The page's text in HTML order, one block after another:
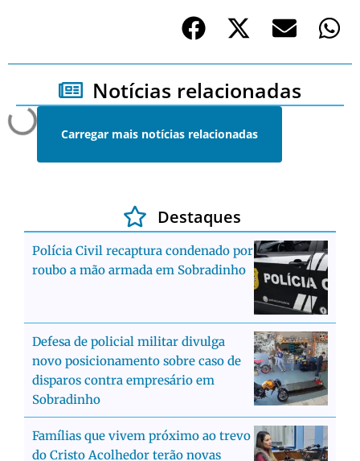
Notícias relacionadas
Carregar mais notícias relacionadas
Destaques
Polícia Civil recaptura condenado por
roubo a mão armada em Sobradinho
Defesa de policial militar divulga
novo posicionamento sobre caso de
disparos contra empresário em
Sobradinho
Famílias que vivem próximo ao trevo
do Cristo Acolhedor terão novas